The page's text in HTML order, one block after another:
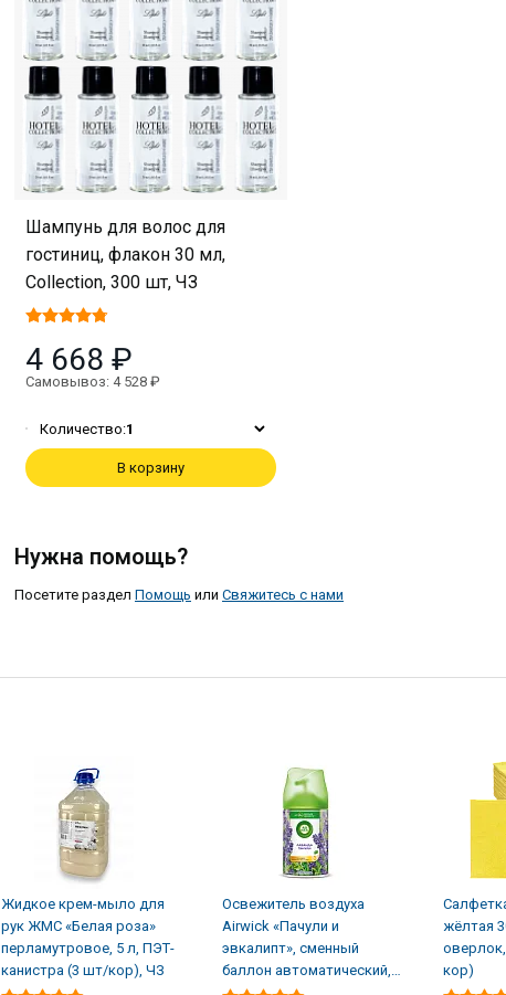
Шампунь для волос для
гостиниц, флакон 30 мл,
Collection, 300 шт, ЧЗ
4 668 ₽
Самовывоз: 4 528 ₽
Количество:1
В корзину
Нужна помощь?
Посетите раздел Помощь или Свяжитесь с нами
Жидкое крем-мыло для
рук ЖМС «Белая роза»
перламутровое, 5 л, ПЭТ-
канистра (3 шт/кор), ЧЗ
Освежитель воздуха
Airwick «Пачули и
эвкалипт», сменный
баллон автоматический,
250 мл (6 шт/кор)
жёлтая
кор)